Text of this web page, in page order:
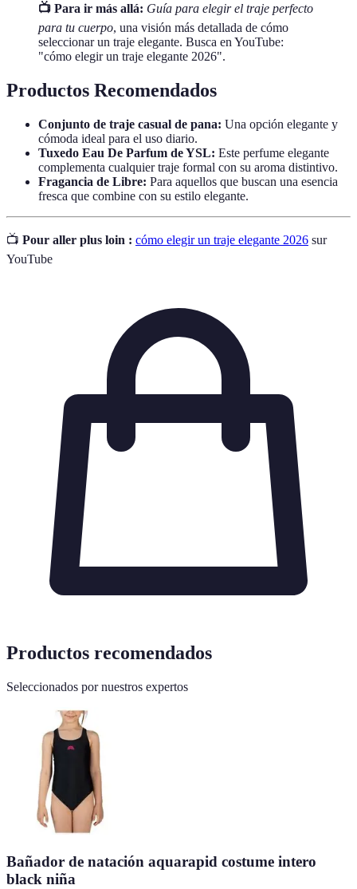
📺 Para ir más allá: Guía para elegir el traje perfecto
para tu cuerpo, una visión más detallada de cómo
seleccionar un traje elegante. Busca en YouTube:
"cómo elegir un traje elegante 2026".
Productos Recomendados
Conjunto de traje casual de pana: Una opción elegante y
cómoda ideal para el uso diario.
Tuxedo Eau De Parfum de YSL: Este perfume elegante
complementa cualquier traje formal con su aroma distintivo.
Fragancia de Libre: Para aquellos que buscan una esencia
fresca que combine con su estilo elegante.
📺 Pour aller plus loin : cómo elegir un traje elegante 2026 sur
YouTube
Productos recomendados
Seleccionados por nuestros expertos
Bañador de natación aquarapid costume intero
black niña